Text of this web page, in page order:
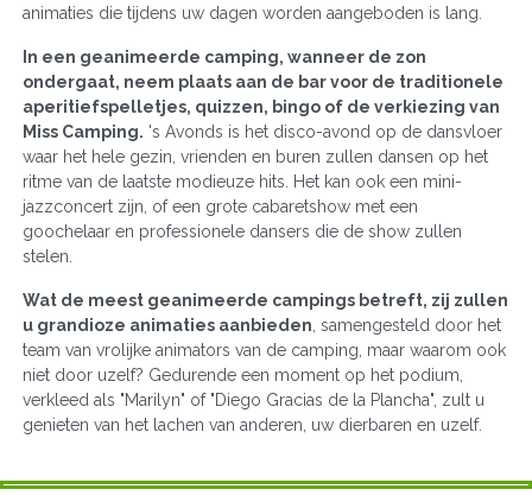
animaties die tijdens uw dagen worden aangeboden is lang.
In een geanimeerde camping, wanneer de zon
ondergaat, neem plaats aan de bar voor de traditionele
aperitiefspelletjes, quizzen, bingo of de verkiezing van
Miss Camping. 's Avonds is het disco-avond op de dansvloer
waar het hele gezin, vrienden en buren zullen dansen op het
ritme van de laatste modieuze hits. Het kan ook een mini-
jazzconcert zijn, of een grote cabaretshow met een
goochelaar en professionele dansers die de show zullen
stelen.
Wat de meest geanimeerde campings betreft, zij zullen
u grandioze animaties aanbieden, samengesteld door het
team van vrolijke animators van de camping, maar waarom ook
niet door uzelf? Gedurende een moment op het podium,
verkleed als "Marilyn" of "Diego Gracias de la Plancha", zult u
genieten van het lachen van anderen, uw dierbaren en uzelf.